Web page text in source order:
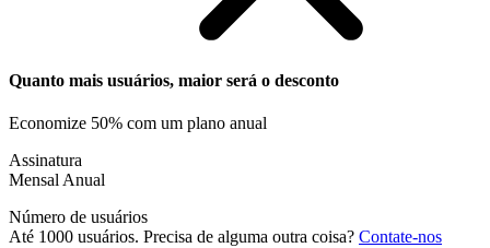
Quanto mais usuários, maior será o desconto
Economize 50% com um plano anual
Assinatura
Mensal Anual
Número de usuários
Até 1000 usuários. Precisa de alguma outra coisa? Contate-nos